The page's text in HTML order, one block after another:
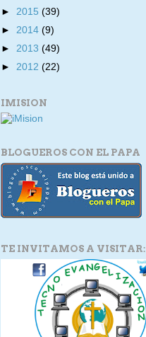
► 2015 (39)
► 2014 (9)
► 2013 (49)
► 2012 (22)
IMISION
BLOGUEROS CON EL PAPA
TE INVITAMOS A VISITAR: